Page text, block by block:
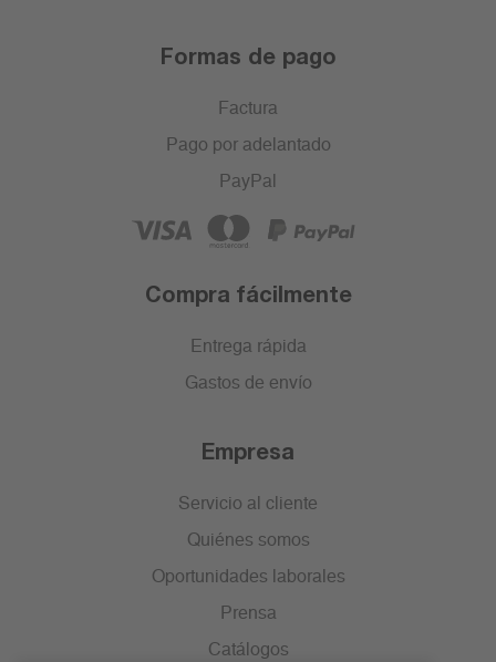
Formas de pago
Factura
Pago por adelantado
PayPal
Compra fácilmente
Entrega rápida
Gastos de envío
Empresa
Servicio al cliente
Quiénes somos
Oportunidades laborales
Prensa
Catálogos